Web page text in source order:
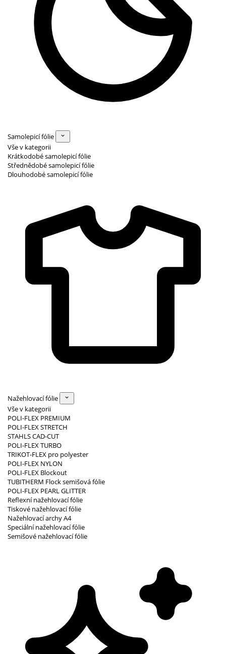
Samolepicí fólie
Vše v kategorii
Krátkodobé samolepicí fólie
Střednědobé samolepicí fólie
Dlouhodobé samolepicí fólie
Nažehlovací fólie
Vše v kategorii
POLI-FLEX PREMIUM
POLI-FLEX STRETCH
STAHLS CAD-CUT
POLI-FLEX TURBO
TRIKOT-FLEX pro polyester
POLI-FLEX NYLON
POLI-FLEX Blockout
TUBITHERM Flock semišová fólie
POLI-FLEX PEARL GLITTER
Reflexní nažehlovací fólie
Tiskové nažehlovací fólie
Nažehlovací archy A4
Speciální nažehlovací fólie
Semišové nažehlovací fólie